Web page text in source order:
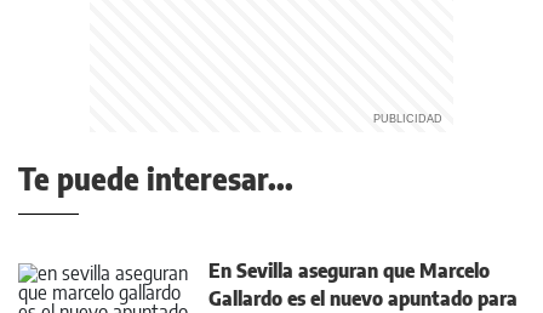
Te puede interesar...
En Sevilla aseguran que Marcelo
Gallardo es el nuevo apuntado para